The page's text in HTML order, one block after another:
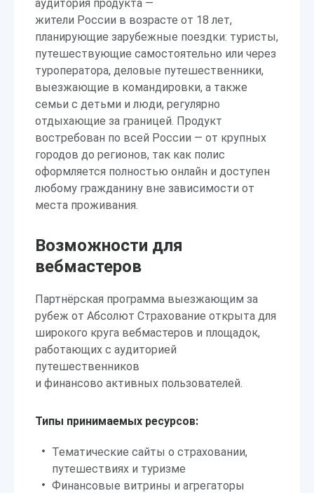
аудитория продукта —
жители России в возрасте от 18 лет,
планирующие зарубежные поездки: туристы,
путешествующие самостоятельно или через
туроператора, деловые путешественники,
выезжающие в командировки, а также
семьи с детьми и люди, регулярно
отдыхающие за границей. Продукт
востребован по всей России — от крупных
городов до регионов, так как полис
оформляется полностью онлайн и доступен
любому гражданину вне зависимости от
места проживания.
Возможности для
вебмастеров
Партнёрская программа выезжающим за
рубеж от Абсолют Страхование открыта для
широкого круга вебмастеров и площадок,
работающих с аудиторией
путешественников
и финансово активных пользователей.
Типы принимаемых ресурсов:
Тематические сайты о страховании,
путешествиях и туризме
Финансовые витрины и агрегаторы